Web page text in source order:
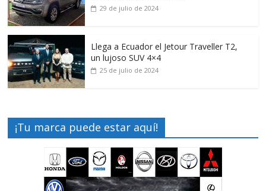
29 de julio de 2024
Llega a Ecuador el Jetour Traveller T2,
un lujoso SUV 4×4
25 de julio de 2024
¡Tu marca puede estar aquí!